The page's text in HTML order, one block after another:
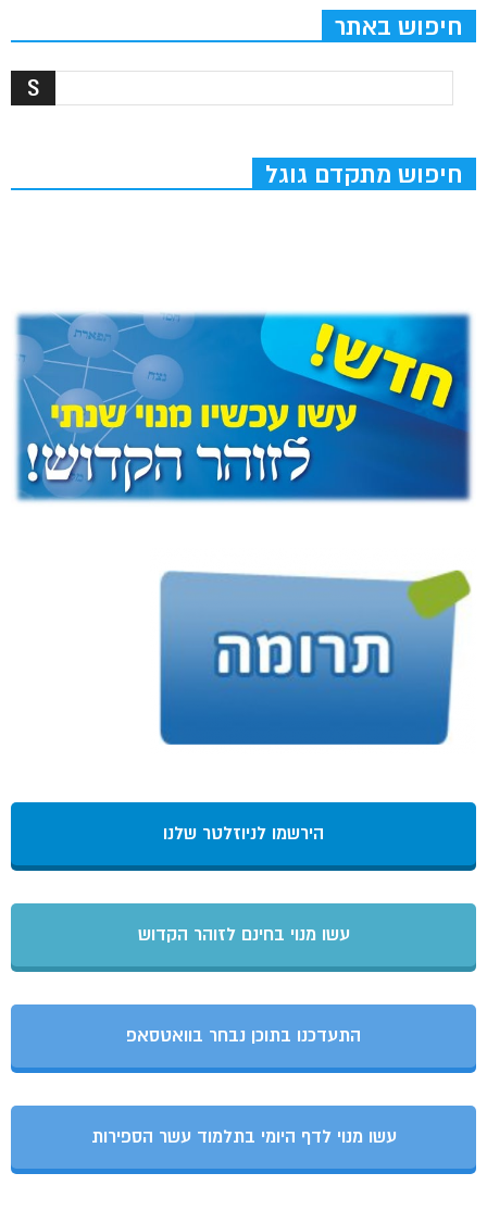
חיפוש באתר
חיפוש מתקדם גוגל
הירשמו לניוזלטר שלנו
עשו מנוי בחינם לזוהר הקדוש
התעדכנו בתוכן נבחר בוואטסאפ
עשו מנוי לדף היומי בתלמוד עשר הספירות